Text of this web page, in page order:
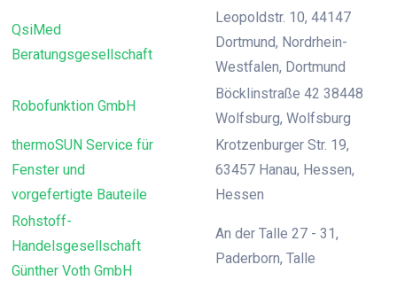
QsiMed
Beratungsgesellschaft
Leopoldstr. 10, 44147
Dortmund, Nordrhein-
Westfalen, Dortmund
Robofunktion GmbH
Böcklinstraße 42 38448
Wolfsburg, Wolfsburg
thermoSUN Service für
Fenster und
vorgefertigte Bauteile
Krotzenburger Str. 19,
63457 Hanau, Hessen,
Hessen
Rohstoff-
Handelsgesellschaft
Günther Voth GmbH
An der Talle 27 - 31,
Paderborn, Talle